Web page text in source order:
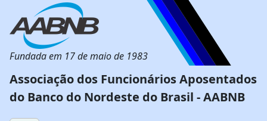
Fundada em 17 de maio de 1983
Associação dos Funcionários Aposentados
do Banco do Nordeste do Brasil - AABNB